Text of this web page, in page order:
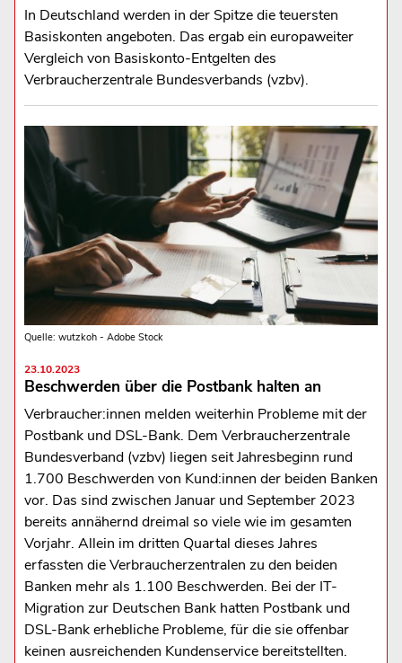
In Deutschland werden in der Spitze die teuersten
Basiskonten angeboten. Das ergab ein europaweiter
Vergleich von Basiskonto-Entgelten des
Verbraucherzentrale Bundesverbands (vzbv).
Quelle: wutzkoh - Adobe Stock
23.10.2023
Beschwerden über die Postbank halten an
Verbraucher:innen melden weiterhin Probleme mit der
Postbank und DSL-Bank. Dem Verbraucherzentrale
Bundesverband (vzbv) liegen seit Jahresbeginn rund
1.700 Beschwerden von Kund:innen der beiden Banken
vor. Das sind zwischen Januar und September 2023
bereits annähernd dreimal so viele wie im gesamten
Vorjahr. Allein im dritten Quartal dieses Jahres
erfassten die Verbraucherzentralen zu den beiden
Banken mehr als 1.100 Beschwerden. Bei der IT-
Migration zur Deutschen Bank hatten Postbank und
DSL-Bank erhebliche Probleme, für die sie offenbar
keinen ausreichenden Kundenservice bereitstellten.